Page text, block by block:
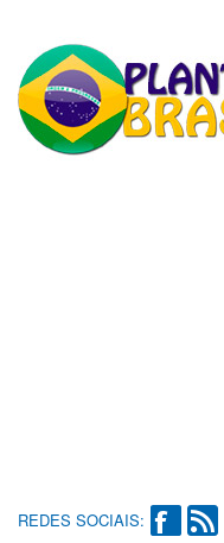
REDES SOCIAIS: